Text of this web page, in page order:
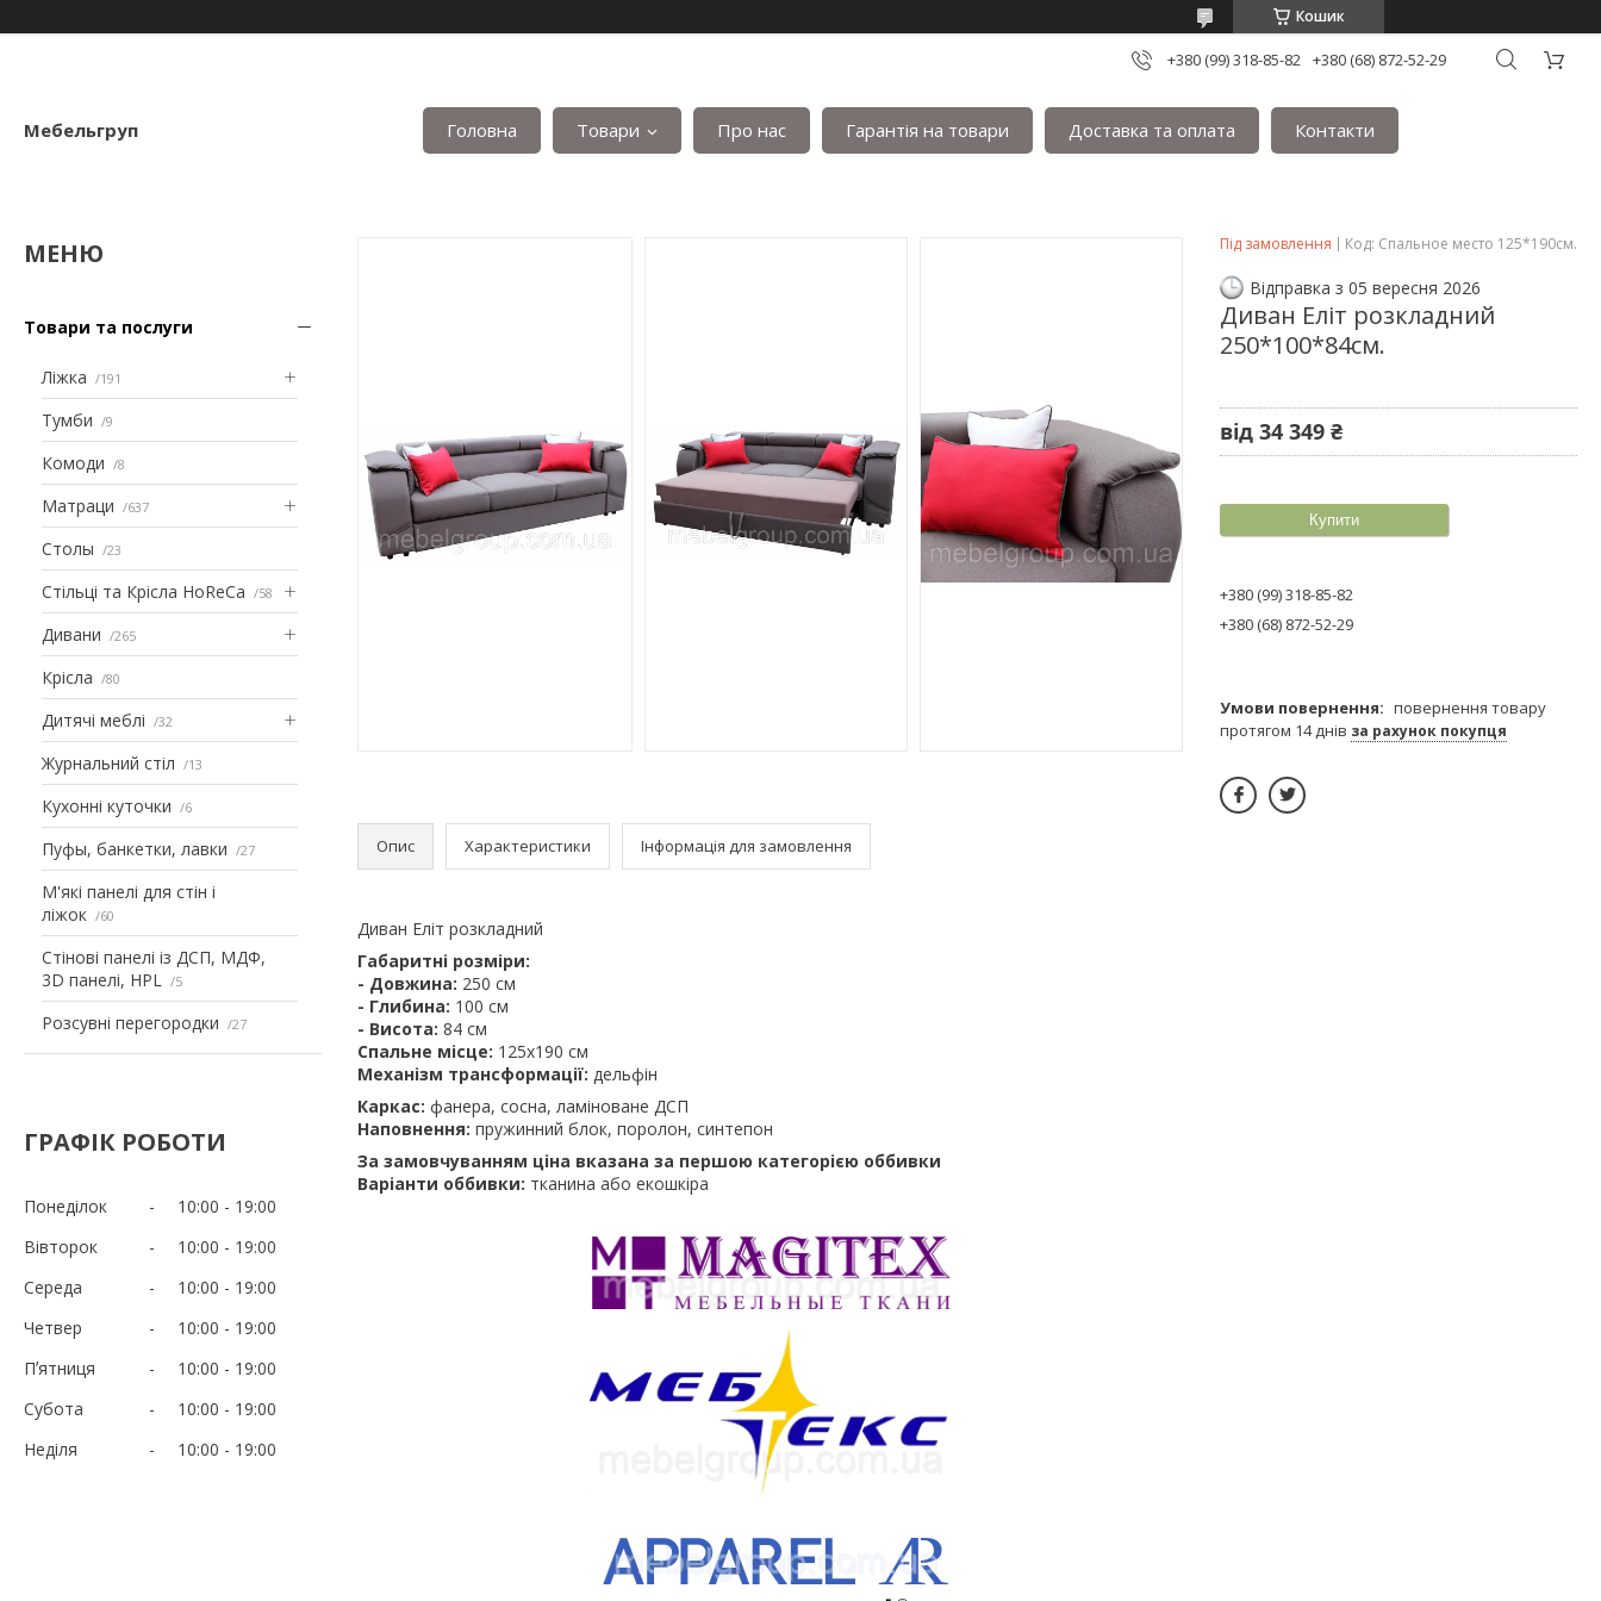
Кошик
+380 (99) 318-85-82 +380 (68) 872-52-29
Мебельгруп Головна Товари Про нас Гарантія на товари Доставка та оплата Контакти
Товари та послуги
Ліжка 191
Тумби 9
Комоди 8
Матраци 637
Столы 23
Стільці та Крісла HoReCa 58
Дивани 265
Крісла 80
Дитячі меблі 32
Журнальний стіл 13
Кухонні куточки 6
Пуфы, банкетки, лавки 27
М'які панелі для стін і
ліжок
60
Стінові панелі із ДСП, МДФ,
3D панелі, HPL
5
Розсувні перегородки 27
ГРАФІК РОБОТИ
Понеділок 10:00
19:00
Вівторок
10:00
19:00
Середа
10:00
19:00
Четвер
10:00
19:00
Пʼятниця
10:00
19:00
Субота
10:00
19:00
Неділя
10:00 19:00
Опис Характеристики Інформація для замовлення
Диван Еліт розкладний
Габаритні розміри:
- Довжина: 250 см
- Глибина: 100 см
- Висота: 84 см
Спальне місце: 125х190 см
Механізм трансформації: дельфін
Каркас: фанера, сосна, ламіноване ДСП
Наповнення: пружинний блок, поролон, синтепон
За замовчуванням ціна вказана за першою категорією оббивки
Варіанти оббивки: тканина або екошкіра
Під замовлення Код: Спальное место 125*190см.
Відправка з 05 вересня 2026
Диван Еліт розкладний
250*100*84см.
від 34 349 ₴
Купити
+380 (99) 318-85-82
+380 (68) 872-52-29
повернення товару
протягом 14 днів за рахунок покупця